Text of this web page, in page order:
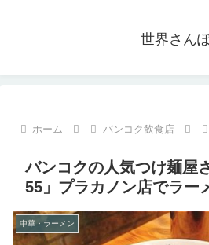
世界さん
ホーム バンコク飲食店
バンコクの人気つけ麺屋
55」プラカノン店でラー
中華・ラーメン